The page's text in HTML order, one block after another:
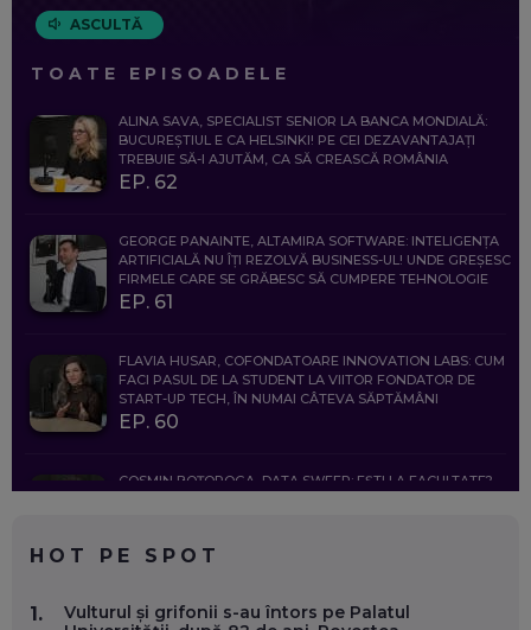
ASCULTĂ
TOATE EPISOADELE
ALINA SAVA, SPECIALIST SENIOR LA BANCA MONDIALĂ:
BUCUREȘTIUL E CA HELSINKI! PE CEI DEZAVANTAJAȚI
TREBUIE SĂ-I AJUTĂM, CA SĂ CREASCĂ ROMÂNIA
EP. 62
GEORGE PANAINTE, ALTAMIRA SOFTWARE: INTELIGENȚA
ARTIFICIALĂ NU ÎȚI REZOLVĂ BUSINESS-UL! UNDE GREȘESC
FIRMELE CARE SE GRĂBESC SĂ CUMPERE TEHNOLOGIE
EP. 61
FLAVIA HUSAR, COFONDATOARE INNOVATION LABS: CUM
FACI PASUL DE LA STUDENT LA VIITOR FONDATOR DE
START-UP TECH, ÎN NUMAI CÂTEVA SĂPTĂMÂNI
EP. 60
COSMIN BOȚOROGA, DATA SWEEP: EȘTI LA FACULTATE?
FOLOSEȘTI TEHNOLOGIA CA SĂ FII MAI BUN LA JOB. ȘI CUM
HOT PE SPOT
1.
Vulturul și grifonii s-au întors pe Palatul